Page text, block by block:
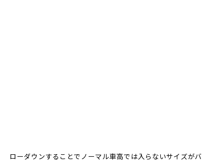
ローダウンすることでノーマル車高では入らないサイズがバ